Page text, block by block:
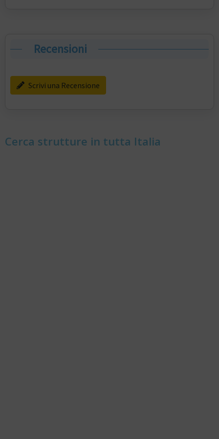
Recensioni
Scrivi una Recensione
Cerca strutture in tutta Italia